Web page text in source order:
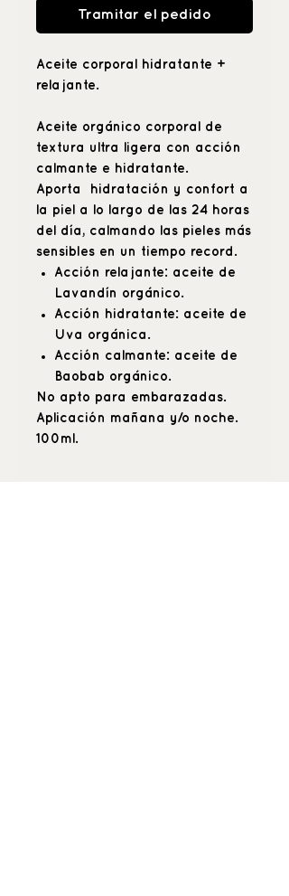
Tramitar el pedido
Aceite corporal hidratante +
relajante.
Aceite orgánico corporal de
textura ultra ligera con acción
calmante e hidratante.
Aporta hidratación y confort a
la piel a lo largo de las 24 horas
del día, calmando las pieles más
sensibles en un tiempo record.
Acción relajante: aceite de
Lavandín orgánico.
Acción hidratante: aceite de
Uva orgánica.
Acción calmante: aceite de
Baobab orgánico.
No apto para embarazadas.
Aplicación mañana y/o noche.
100ml.